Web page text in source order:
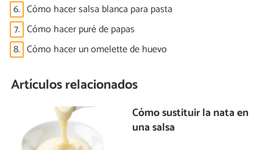
6. Cómo hacer salsa blanca para pasta
7. Cómo hacer puré de papas
8. Cómo hacer un omelette de huevo
Artículos relacionados
Cómo sustituir la nata en
una salsa